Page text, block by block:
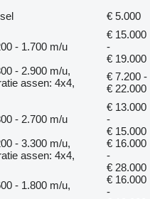
€ 5.000
- 1.700 m/u
€ 15.000
-
€ 19.000
- 2.900 m/u,
assen: 4x4,
€ 7.200 -
€ 22.000
- 2.700 m/u
€ 13.000
-
€ 15.000
- 3.300 m/u,
assen: 4x4,
€ 16.000
-
€ 28.000
- 1.800 m/u,
€ 16.000
-